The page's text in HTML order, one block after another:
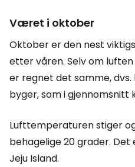
Været i oktober
Oktober er den nest
etter våren. Selv om
er regnet det samme,
byger, som i gjennomsnitt
Lufttemperaturen stiger
behagelige 20 grader.
Jeju Island.